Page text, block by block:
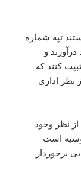
تپه شماره
درآورند و
کنند که
اداری
از نظر وجود
است
برخوردار